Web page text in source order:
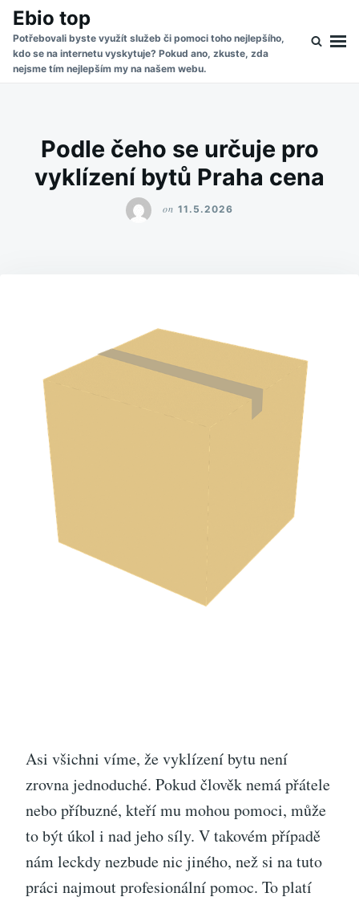
Skip
content
Search
for:
Ebio top
Potřebovali byste využít služeb či pomoci toho nejlepšího,
kdo se na internetu vyskytuje? Pokud ano, zkuste, zda
nejsme tím nejlepším my na našem webu.
Podle čeho se určuje pro
vyklízení bytů Praha cena
on 11.5.2026
Asi všichni víme, že vyklízení bytu není
zrovna jednoduché. Pokud člověk nemá přátele
nebo příbuzné, kteří mu mohou pomoci, může
to být úkol i nad jeho síly. V takovém případě
nám leckdy nezbude nic jiného, než si na tuto
práci najmout profesionální pomoc. To platí